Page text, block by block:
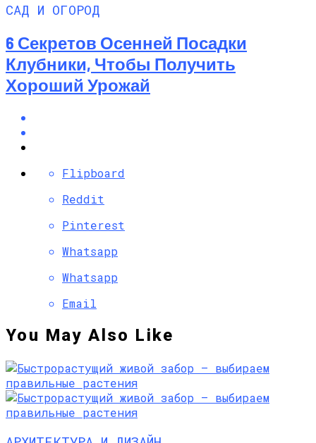
САД И ОГОРОД
6 Секретов Осенней Посадки
Клубники, Чтобы Получить
Хороший Урожай
Flipboard
Reddit
Pinterest
Whatsapp
Whatsapp
Email
You May Also Like